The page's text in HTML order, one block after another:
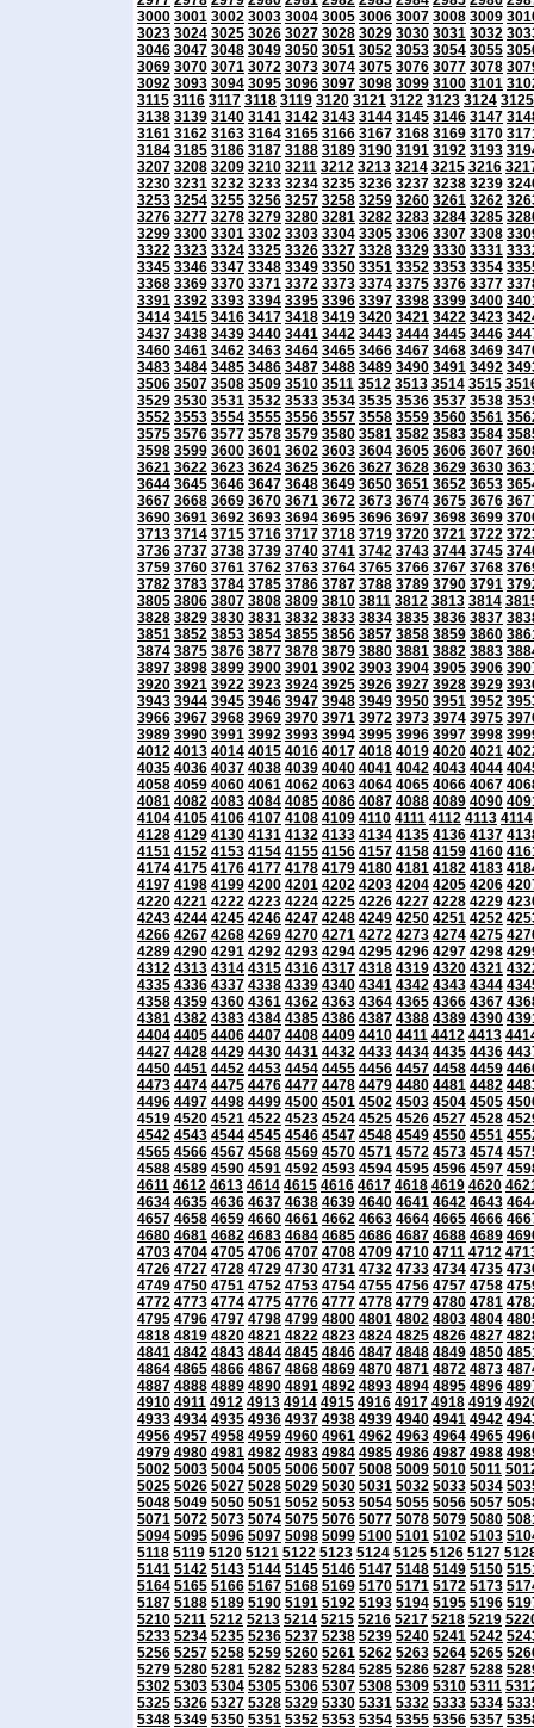
3000 3001 3002 3003 3004 3005 3006 3007 3008 3009
3023 3024 3025 3026 3027 3028 3029 3030 3031 3032
3046 3047 3048 3049 3050 3051 3052 3053 3054 3055
3069 3070 3071 3072 3073 3074 3075 3076 3077 3078
3092 3093 3094 3095 3096 3097 3098 3099 3100 3101
3115 3116 3117 3118 3119 3120 3121 3122 3123 3124 3125
3138 3139 3140 3141 3142 3143 3144 3145 3146 3147
3161 3162 3163 3164 3165 3166 3167 3168 3169 3170
3184 3185 3186 3187 3188 3189 3190 3191 3192 3193
3207 3208 3209 3210 3211 3212 3213 3214 3215 3216
3230 3231 3232 3233 3234 3235 3236 3237 3238 3239
3253 3254 3255 3256 3257 3258 3259 3260 3261 3262
3276 3277 3278 3279 3280 3281 3282 3283 3284 3285
3299 3300 3301 3302 3303 3304 3305 3306 3307 3308
3322 3323 3324 3325 3326 3327 3328 3329 3330 3331
3345 3346 3347 3348 3349 3350 3351 3352 3353 3354
3368 3369 3370 3371 3372 3373 3374 3375 3376 3377
3391 3392 3393 3394 3395 3396 3397 3398 3399 3400
3414 3415 3416 3417 3418 3419 3420 3421 3422 3423
3437 3438 3439 3440 3441 3442 3443 3444 3445 3446
3460 3461 3462 3463 3464 3465 3466 3467 3468 3469
3483 3484 3485 3486 3487 3488 3489 3490 3491 3492
3506 3507 3508 3509 3510 3511 3512 3513 3514 3515
3529 3530 3531 3532 3533 3534 3535 3536 3537 3538
3552 3553 3554 3555 3556 3557 3558 3559 3560 3561
3575 3576 3577 3578 3579 3580 3581 3582 3583 3584
3598 3599 3600 3601 3602 3603 3604 3605 3606 3607
3621 3622 3623 3624 3625 3626 3627 3628 3629 3630
3644 3645 3646 3647 3648 3649 3650 3651 3652 3653
3667 3668 3669 3670 3671 3672 3673 3674 3675 3676
3690 3691 3692 3693 3694 3695 3696 3697 3698 3699
3713 3714 3715 3716 3717 3718 3719 3720 3721 3722
3736 3737 3738 3739 3740 3741 3742 3743 3744 3745
3759 3760 3761 3762 3763 3764 3765 3766 3767 3768
3782 3783 3784 3785 3786 3787 3788 3789 3790 3791
3805 3806 3807 3808 3809 3810 3811 3812 3813 3814
3828 3829 3830 3831 3832 3833 3834 3835 3836 3837
3851 3852 3853 3854 3855 3856 3857 3858 3859 3860
3874 3875 3876 3877 3878 3879 3880 3881 3882 3883
3897 3898 3899 3900 3901 3902 3903 3904 3905 3906
3920 3921 3922 3923 3924 3925 3926 3927 3928 3929
3943 3944 3945 3946 3947 3948 3949 3950 3951 3952
3966 3967 3968 3969 3970 3971 3972 3973 3974 3975
3989 3990 3991 3992 3993 3994 3995 3996 3997 3998
4012 4013 4014 4015 4016 4017 4018 4019 4020 4021
4035 4036 4037 4038 4039 4040 4041 4042 4043 4044
4058 4059 4060 4061 4062 4063 4064 4065 4066 4067
4081 4082 4083 4084 4085 4086 4087 4088 4089 4090
4104 4105 4106 4107 4108 4109 4110 4111 4112 4113 4114
4128 4129 4130 4131 4132 4133 4134 4135 4136 4137
4151 4152 4153 4154 4155 4156 4157 4158 4159 4160
4174 4175 4176 4177 4178 4179 4180 4181 4182 4183
4197 4198 4199 4200 4201 4202 4203 4204 4205 4206
4220 4221 4222 4223 4224 4225 4226 4227 4228 4229
4243 4244 4245 4246 4247 4248 4249 4250 4251 4252
4266 4267 4268 4269 4270 4271 4272 4273 4274 4275
4289 4290 4291 4292 4293 4294 4295 4296 4297 4298
4312 4313 4314 4315 4316 4317 4318 4319 4320 4321
4335 4336 4337 4338 4339 4340 4341 4342 4343 4344
4358 4359 4360 4361 4362 4363 4364 4365 4366 4367
4381 4382 4383 4384 4385 4386 4387 4388 4389 4390
4404 4405 4406 4407 4408 4409 4410 4411 4412 4413
4427 4428 4429 4430 4431 4432 4433 4434 4435 4436
4450 4451 4452 4453 4454 4455 4456 4457 4458 4459
4473 4474 4475 4476 4477 4478 4479 4480 4481 4482
4496 4497 4498 4499 4500 4501 4502 4503 4504 4505
4519 4520 4521 4522 4523 4524 4525 4526 4527 4528
4542 4543 4544 4545 4546 4547 4548 4549 4550 4551
4565 4566 4567 4568 4569 4570 4571 4572 4573 4574
4588 4589 4590 4591 4592 4593 4594 4595 4596 4597
4611 4612 4613 4614 4615 4616 4617 4618 4619 4620
4634 4635 4636 4637 4638 4639 4640 4641 4642 4643
4657 4658 4659 4660 4661 4662 4663 4664 4665 4666
4680 4681 4682 4683 4684 4685 4686 4687 4688 4689
4703 4704 4705 4706 4707 4708 4709 4710 4711 4712
4726 4727 4728 4729 4730 4731 4732 4733 4734 4735
4749 4750 4751 4752 4753 4754 4755 4756 4757 4758
4772 4773 4774 4775 4776 4777 4778 4779 4780 4781
4795 4796 4797 4798 4799 4800 4801 4802 4803 4804
4818 4819 4820 4821 4822 4823 4824 4825 4826 4827
4841 4842 4843 4844 4845 4846 4847 4848 4849 4850
4864 4865 4866 4867 4868 4869 4870 4871 4872 4873
4887 4888 4889 4890 4891 4892 4893 4894 4895 4896
4910 4911 4912 4913 4914 4915 4916 4917 4918 4919
4933 4934 4935 4936 4937 4938 4939 4940 4941 4942
4956 4957 4958 4959 4960 4961 4962 4963 4964 4965
4979 4980 4981 4982 4983 4984 4985 4986 4987 4988
5002 5003 5004 5005 5006 5007 5008 5009 5010 5011
5025 5026 5027 5028 5029 5030 5031 5032 5033 5034
5048 5049 5050 5051 5052 5053 5054 5055 5056 5057
5071 5072 5073 5074 5075 5076 5077 5078 5079 5080
5094 5095 5096 5097 5098 5099 5100 5101 5102 5103
5118 5119 5120 5121 5122 5123 5124 5125 5126 5127
5141 5142 5143 5144 5145 5146 5147 5148 5149 5150
5164 5165 5166 5167 5168 5169 5170 5171 5172 5173
5187 5188 5189 5190 5191 5192 5193 5194 5195 5196
5210 5211 5212 5213 5214 5215 5216 5217 5218 5219
5233 5234 5235 5236 5237 5238 5239 5240 5241 5242
5256 5257 5258 5259 5260 5261 5262 5263 5264 5265
5279 5280 5281 5282 5283 5284 5285 5286 5287 5288
5302 5303 5304 5305 5306 5307 5308 5309 5310 5311
5325 5326 5327 5328 5329 5330 5331 5332 5333 5334
5348 5349 5350 5351 5352 5353 5354 5355 5356 5357